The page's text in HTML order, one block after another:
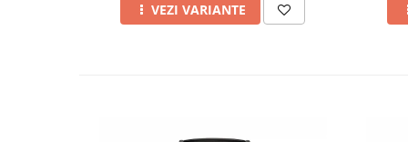
VEZI VARIANTE